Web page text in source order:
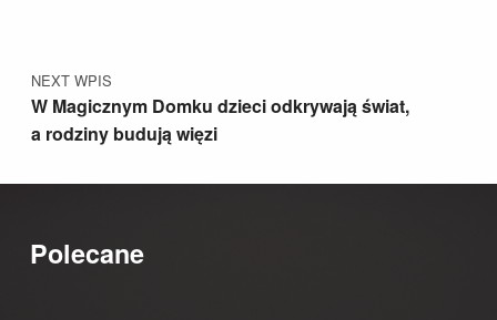
NEXT WPIS
W Magicznym Domku dzieci odkrywają świat,
a rodziny budują więzi
Polecane